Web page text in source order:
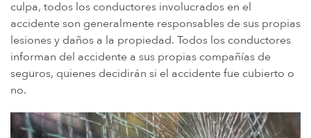
culpa, todos los conductores involucrados en el
accidente son generalmente responsables de sus propias
lesiones y daños a la propiedad. Todos los conductores
informan del accidente a sus propias compañías de
seguros, quienes decidirán si el accidente fue cubierto o
no.